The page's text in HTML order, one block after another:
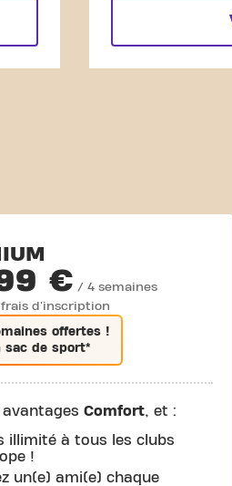
€ / 4 semaines
frais d'inscription
offertes !
sac de sport*
avantagesComfort, et :
illimité à tous les clubs
!
un(e) ami(e) chaque